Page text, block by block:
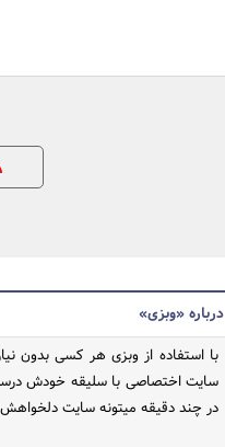
درباره «وبزی»
با استفاده از وبزی هر کسی بدون
سایت اختصاصی با سلیقه خودش
در چند دقیقه میتونه سایت